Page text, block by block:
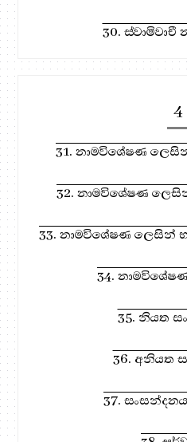
30. ස්වාමිවාචී
4
31. නාමවිශේෂණ
32. නාමවිශේෂණ ලෙසින්
33. නාමවිශේෂණ ලෙසින්
34.
35. නියත
36. අනියත
37.